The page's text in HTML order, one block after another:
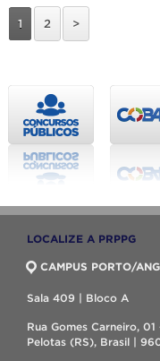
1 2 >
LOCALIZE A PRPPG
CAMPUS PORTO/
Sala 409 | Bloco A
Rua Gomes Carneiro,
Pelotas (RS), Brasil |